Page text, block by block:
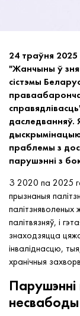
24 траўня
"Жанчыны ў
сістэмы
даследванняў.
праблемы з
парушэнні з
З 2020 па 2025
прызнаныя
палітвязняў, і
знаходзяцца
інваліднасцю,
хранічныя
несвабоды